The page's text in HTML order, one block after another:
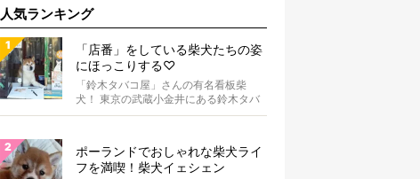
人気ランキング
「店番」をしている柴犬たちの姿
にほっこりする♡
「鈴木タバコ屋」さんの有名看板柴
犬！ 東京の武蔵小金井にある鈴木タバ
コ屋さん。その店先には有名な看板柴
ポーランドでおしゃれな柴犬ライ
フを満喫！柴犬イェシェン